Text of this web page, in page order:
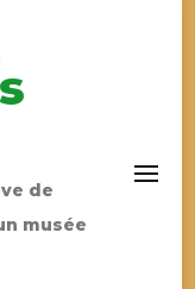
de
musée